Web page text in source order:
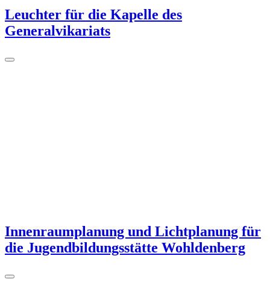
Leuchter für die Kapelle des
Generalvikariats
Innenraumplanung und Lichtplanung für
die Jugendbildungsstätte Wohldenberg